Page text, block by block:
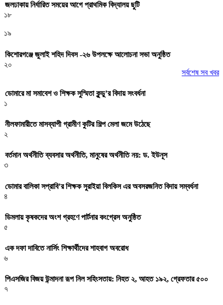
জলঢাকায় নির্ধারিত সময়ের আগে প্রাথমিক বিদ্যালয় ছুটি
১৮
১৯
কিশোরগঞ্জে জুলাই শহিদ দিবস -২৬ উপলক্ষে আলোচনা সভা অনুষ্ঠিত
২০
সর্বশেষ সব খবর
ডোমারে মা সমাবেশ ও শিক্ষক সুস্মিতা কুন্ডু’র বিদায় সংবর্ধনা
১
নীলফামারীতে মাসব্যাপী গ্রামীণ কুটির শিল্প মেলা জমে উঠেছে
২
বর্তমান অর্থনীতি ব্যবসার অর্থনীতি, মানুষের অর্থনীতি নয়: ড. ইউনূস
৩
ডোমার বালিকা সপ্রাবি’র শিক্ষক সুরাইয়া বিলকিস এর অবসরজনিত বিদায় সম্বর্ধনা
৪
ডিমলায় কৃষকদের অংশ গ্রহণে পার্টনার কংগ্রেস অনুষ্ঠিত
৫
এক দফা দাবিতে নার্সিং শিক্ষার্থীদের শাহবাগ অবরোধ
৬
পিএসজির বিজয় উন্মাদনা রূপ নিল সহিংসতায়: নিহত ২, আহত ১৯২, গ্রেফতার ৫০০
৭